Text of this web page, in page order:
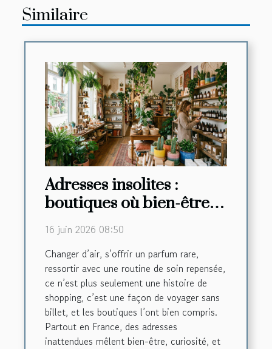
Similaire
Adresses insolites :
boutiques où bien-être
rime avec découverte
16 juin 2026 08:50
Changer d’air, s’offrir un parfum rare,
ressortir avec une routine de soin repensée,
ce n’est plus seulement une histoire de
shopping, c’est une façon de voyager sans
billet, et les boutiques l’ont bien compris.
Partout en France, des adresses
inattendues mêlent bien-être, curiosité, et